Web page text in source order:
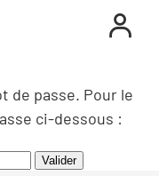
de passe. Pour le
ci-dessous :